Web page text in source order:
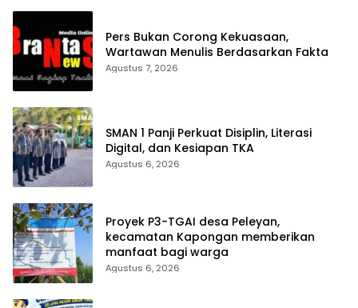
Pers Bukan Corong Kekuasaan,
Wartawan Menulis Berdasarkan Fakta
Agustus 7, 2026
SMAN 1 Panji Perkuat Disiplin, Literasi
Digital, dan Kesiapan TKA
Agustus 6, 2026
Proyek P3-TGAI desa Peleyan,
kecamatan Kapongan memberikan
manfaat bagi warga
Agustus 6, 2026